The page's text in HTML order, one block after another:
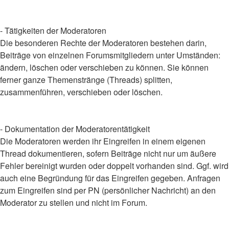
- Tätigkeiten der Moderatoren
Die besonderen Rechte der Moderatoren bestehen darin,
Beiträge von einzelnen Forumsmitgliedern unter Umständen:
ändern, löschen oder verschieben zu können. Sie können
ferner ganze Themenstränge (Threads) splitten,
zusammenführen, verschieben oder löschen.
- Dokumentation der Moderatorentätigkeit
Die Moderatoren werden ihr Eingreifen in einem eigenen
Thread dokumentieren, sofern Beiträge nicht nur um äußere
Fehler bereinigt wurden oder doppelt vorhanden sind. Ggf. wird
auch eine Begründung für das Eingreifen gegeben. Anfragen
zum Eingreifen sind per PN (persönlicher Nachricht) an den
Moderator zu stellen und nicht im Forum.